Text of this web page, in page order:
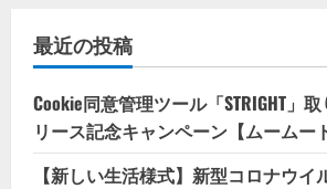
最近の投稿
Cookie同意管理ツール「STRIGHT」
リース記念キャンペーン【ムームー
【新しい生活様式】新型コロナウ